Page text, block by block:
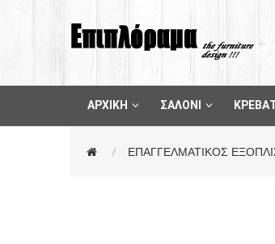
ΑΡΧΙΚΗ ΣΑΛΟΝΙ
ΕΠΑΓΓΕΛΜΑΤΙΚΟΣ